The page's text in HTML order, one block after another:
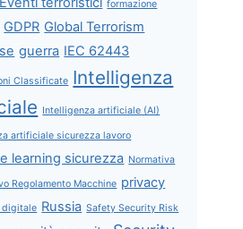
formazione
GDPR Global Terrorism
guerra IEC 62443
Classificate Intelligenza
Intelligenza artificiale (AI)
artificiale sicurezza lavoro
learning sicurezza Normativa
Regolamento Macchine privacy
digitale Russia Safety Security Risk